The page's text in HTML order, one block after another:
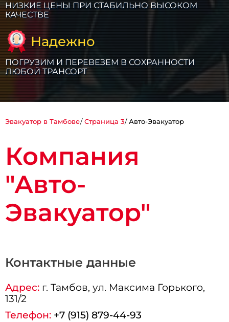
НИЗКИЕ ЦЕНЫ ПРИ СТАБИЛЬНО ВЫСОКОМ
КАЧЕСТВЕ
Надежно
ПОГРУЗИМ И ПЕРЕВЕЗЕМ В СОХРАННОСТИ
ЛЮБОЙ ТРАНСОРТ
Эвакуатор в Тамбове Страница 3 Авто-Эвакуатор
Компания
"Авто-
Эвакуатор"
Контактные данные
Адрес: г.Тамбов, ул. Максима Горького,
131/2
Телефон: +7 (915) 879-44-93